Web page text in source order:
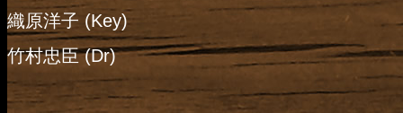
織原洋子 (Key)
竹村忠臣 (Dr)